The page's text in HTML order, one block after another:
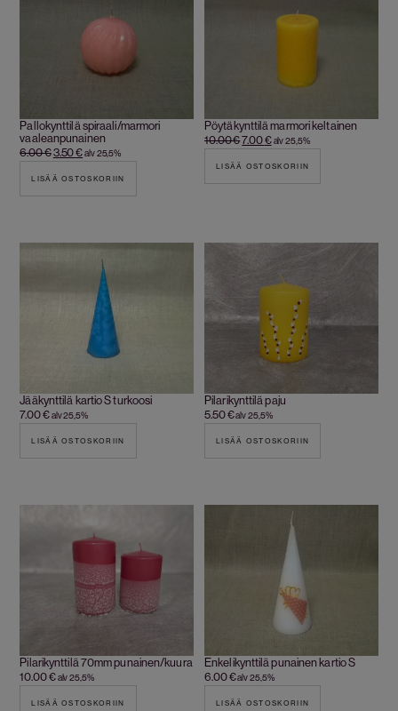
Pallokynttilä spiraali/marmori
vaaleanpunainen
6.00€3.50€alv 25,5%
LISÄÄ OSTOSKORIIN
Pöytäkynttilä marmori keltainen
10.00€7.00€alv 25,5%
LISÄÄ OSTOSKORIIN
Jääkynttilä kartio S turkoosi
7.00€alv 25,5%
LISÄÄ OSTOSKORIIN
Pilarikynttilä paju
5.50€alv 25,5%
LISÄÄ OSTOSKORIIN
Pilarikynttilä 70mm punainen/kuura
10.00€alv 25,5%
LISÄÄ OSTOSKORIIN
Enkelikynttilä punainen kartio S
6.00€alv 25,5%
LISÄÄ OSTOSKORIIN